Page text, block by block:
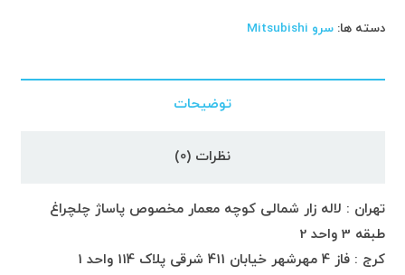
دسته ها:سرو Mitsubishi
توضیحات
نظرات (0)
تهران : لاله زار شمالی کوچه معمار مخصوص پاساژ چلچراغ
طبقه 3 واحد 2
کرج : فاز 4 مهرشهر خیابان 411 شرقی پلاک 114 واحد 1